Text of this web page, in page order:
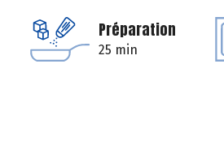
Préparation
25 min